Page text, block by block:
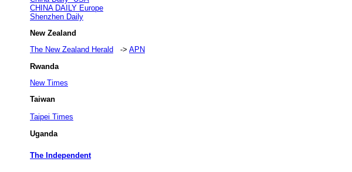
CHINA DAILY Europe
Shenzhen Daily
New Zealand
The New Zealand Herald -> APN
Rwanda
New Times
Taiwan
Taipei Times
Uganda
The Independent